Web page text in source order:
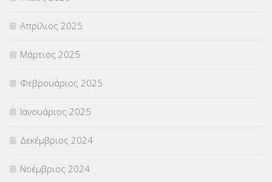
Απρίλιος 2025
Μάρτιος 2025
Φεβρουάριος 2025
Ιανουάριος 2025
Δεκέμβριος 2024
Νοέμβριος 2024